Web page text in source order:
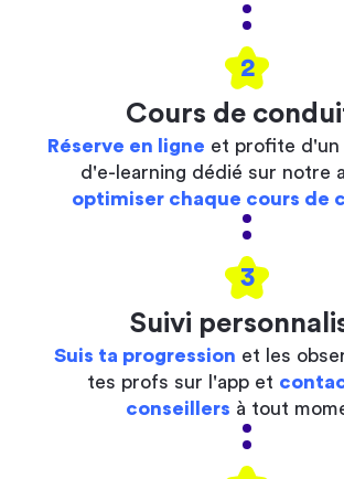
2
Cours de
Réserve en ligne et profite d'un
d'e-learning dédié sur notre
optimiser chaque cours de
3
Suivi
Suis ta progression et les
tes profs sur l'app et
conseillers à tout